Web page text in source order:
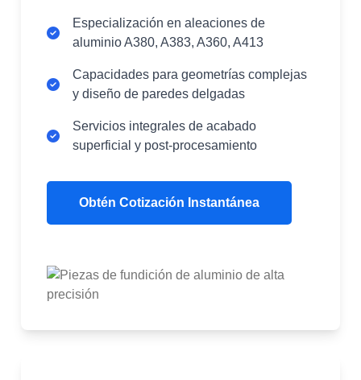
Especialización en aleaciones de
aluminio A380, A383, A360, A413
Capacidades para geometrías complejas
y diseño de paredes delgadas
Servicios integrales de acabado
superficial y post-procesamiento
Obtén Cotización Instantánea